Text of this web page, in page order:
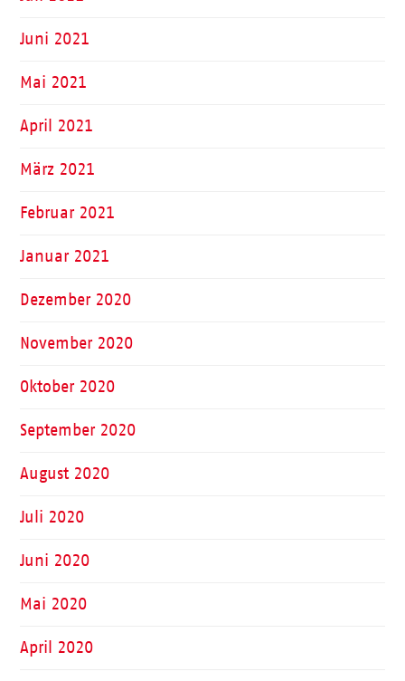
Juni 2021
Mai 2021
April 2021
März 2021
Februar 2021
Januar 2021
Dezember 2020
November 2020
Oktober 2020
September 2020
August 2020
Juli 2020
Juni 2020
Mai 2020
April 2020